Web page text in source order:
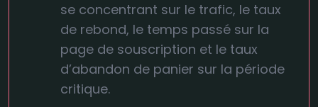
se concentrant sur le trafic, le taux
de rebond, le temps passé sur la
page de souscription et le taux
d’abandon de panier sur la période
critique.